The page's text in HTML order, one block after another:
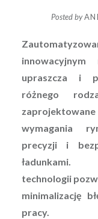
Posted by
innowacyjnym
upraszcza i
różnego
wymagania
precyzji i
ładunkami.
technologii
minimalizację
pracy.